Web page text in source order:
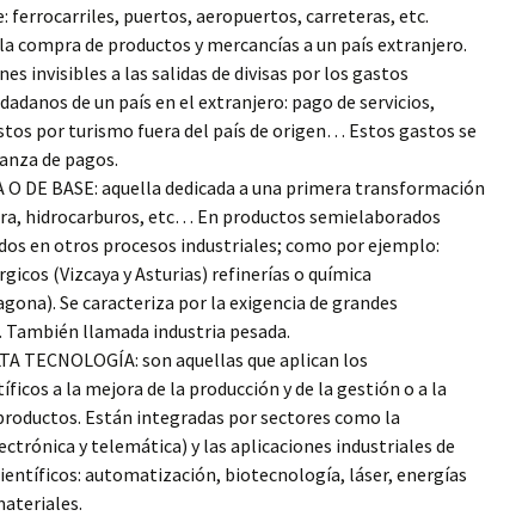
ferrocarriles, puertos, aeropuertos, carreteras, etc.
la compra de productos y mercancías a un país extranjero.
invisibles a las salidas de divisas por los gastos
de un país en el extranjero: pago de servicios,
por turismo fuera del país de origen… Estos gastos se
de pagos.
O DE BASE: aquella dedicada a una primera transformación
hidrocarburos, etc… En productos semielaborados
en otros procesos industriales; como por ejemplo:
(Vizcaya y Asturias) refinerías o química
Se caracteriza por la exigencia de grandes
llamada industria pesada.
TECNOLOGÍA: son aquellas que aplican los
a la mejora de la producción y de la gestión o a la
Están integradas por sectores como la
y telemática) y las aplicaciones industriales de
automatización, biotecnología, láser, energías